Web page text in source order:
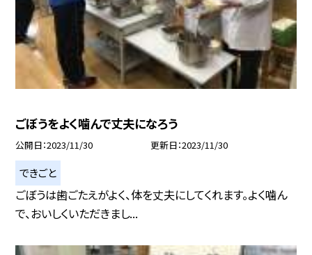
ごぼうをよく噛んで丈夫になろう
公開日 2023/11/30 更新日 2023/11/30
できごと
ごぼうは歯ごたえがよく、体を丈夫にしてくれます。よく噛ん
で、おいしくいただきまし...